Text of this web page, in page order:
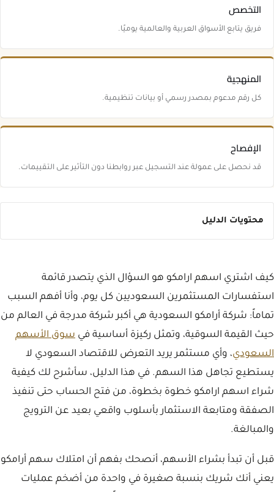
التخصص
فريق يتابع الأسواق العربية والعالمية يوميًا.
المنهجية
كل رقم مدعوم بمصدر رسمي أو بيانات تنظيمية.
الإفصاح
قد نحصل على عمولة عند التسجيل عبر روابطنا دون التأثير على التقييمات.
محتويات الدليل
كيف اشتري اسهم ارامكو هو السؤال الذي يتصدر قائمة
استفسارات المستثمرين السعوديين كل يوم، وأنا أفهم السبب
تماماً: شركة أرامكو السعودية هي أكبر شركة مدرجة في العالم من
حيث القيمة السوقية، وتمثل ركيزة أساسية في سوق الأسهم
السعودي، وأي مستثمر يريد التعرض للاقتصاد السعودي لا
يستطيع تجاهل هذا السهم. في هذا الدليل، سأشرح لك كيفية
شراء اسهم ارامكو خطوة بخطوة، من فتح الحساب حتى تنفيذ
الصفقة ومتابعة الاستثمار بأسلوب واقعي بعيد عن الترويج
والمبالغة.
قبل أن تبدأ بشراء الأسهم، أنصحك بفهم أن امتلاك سهم أرامكو
يعني أنك شريك بنسبة صغيرة في واحدة من أضخم عمليات